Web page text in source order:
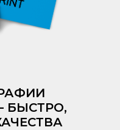
БЫСТРО,